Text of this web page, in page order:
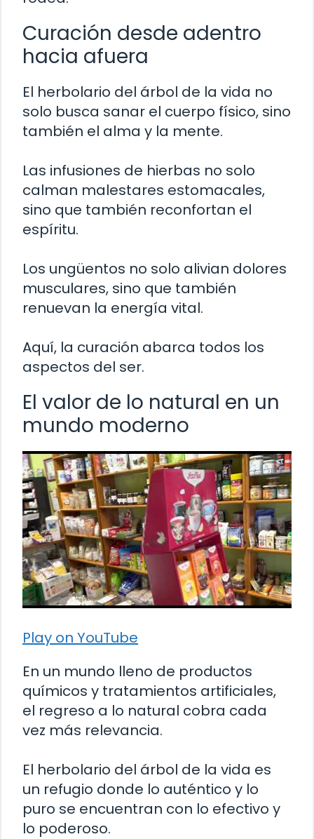
Curación desde adentro
hacia afuera
El herbolario del árbol de la vida no
solo busca sanar el cuerpo físico, sino
también el alma y la mente.
Las infusiones de hierbas no solo
calman malestares estomacales,
sino que también reconfortan el
espíritu.
Los ungüentos no solo alivian dolores
musculares, sino que también
renuevan la energía vital.
Aquí, la curación abarca todos los
aspectos del ser.
El valor de lo natural en un
mundo moderno
Play on YouTube
En un mundo lleno de productos
químicos y tratamientos artificiales,
el regreso a lo natural cobra cada
vez más relevancia.
El herbolario del árbol de la vida es
un refugio donde lo auténtico y lo
puro se encuentran con lo efectivo y
lo poderoso.